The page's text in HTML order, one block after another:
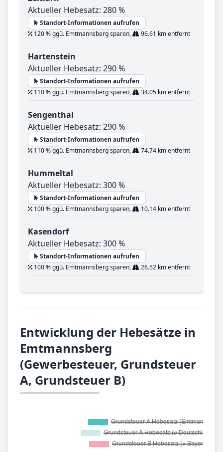
Aktueller Hebesatz: 280 %
Standort-Informationen aufrufen
120 % ggü. Emtmannsberg sparen,
96.61 km entfernt
Hartenstein
Aktueller Hebesatz: 290 %
Standort-Informationen aufrufen
110 % ggü. Emtmannsberg sparen,
34.05 km entfernt
Sengenthal
Aktueller Hebesatz: 290 %
Standort-Informationen aufrufen
110 % ggü. Emtmannsberg sparen,
74.74 km entfernt
Hummeltal
Aktueller Hebesatz: 300 %
Standort-Informationen aufrufen
100 % ggü. Emtmannsberg sparen,
10.14 km entfernt
Kasendorf
Aktueller Hebesatz: 300 %
Standort-Informationen aufrufen
100 % ggü. Emtmannsberg sparen,
26.52 km entfernt
Entwicklung der Hebesätze in
Emtmannsberg
(Gewerbesteuer, Grundsteuer
A, Grundsteuer B)